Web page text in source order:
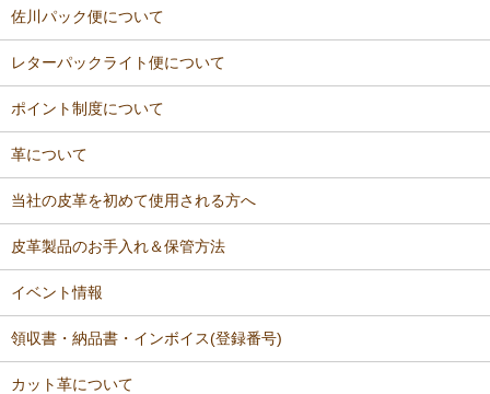
佐川パック便について
レターパックライト便について
ポイント制度について
革について
当社の皮革を初めて使用される方へ
皮革製品のお手入れ＆保管方法
イベント情報
領収書・納品書・インボイス(登録番号)
カット革について